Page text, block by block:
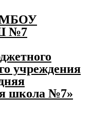
МБОУ
№7
учреждения
школа №7»